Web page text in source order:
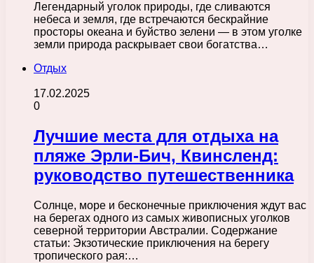
Легендарный уголок природы, где сливаются
небеса и земля, где встречаются бескрайние
просторы океана и буйство зелени — в этом уголке
земли природа раскрывает свои богатства…
Отдых
17.02.2025
0
Лучшие места для отдыха на
пляже Эрли-Бич, Квинсленд:
руководство путешественника
Солнце, море и бесконечные приключения ждут вас
на берегах одного из самых живописных уголков
северной территории Австралии. Содержание
статьи: Экзотические приключения на берегу
тропического рая:…